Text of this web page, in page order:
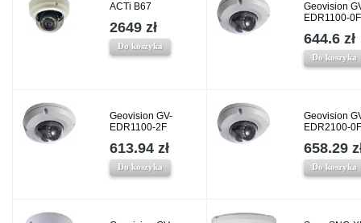
ACTi B67
2649 zł
Do koszyka
Geovision
EDR1100-0F
644.6 zł
Do koszyka
Geovision GV-
EDR1100-2F
613.94 zł
Do koszyka
Geovision
EDR2100-0F
658.29
Do koszyka